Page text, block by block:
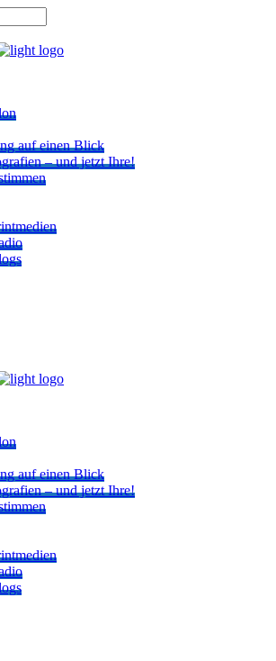
auf einen Blick
– und jetzt Ihre!
auf einen Blick
– und jetzt Ihre!